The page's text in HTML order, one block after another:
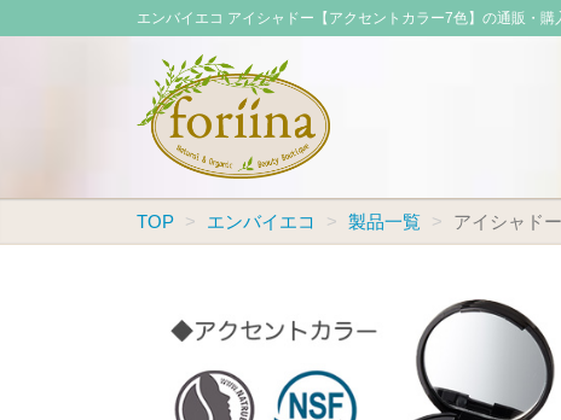
エンバイエコ アイシャドー【アクセントカラー7色】の通販・
TOP エンバイエコ 製品一覧 アイシャド